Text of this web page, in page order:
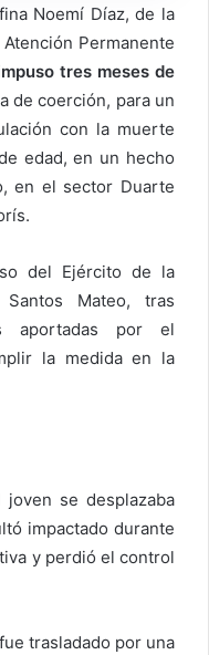
Noemí Díaz, de la
Permanente
tres meses de
de coerción, para un
con la muerte
edad, en un hecho
en el sector Duarte
del Ejército de la
Santos Mateo, tras
aportadas por el
la medida en la
se desplazaba
impactado durante
y perdió el control
trasladado por una